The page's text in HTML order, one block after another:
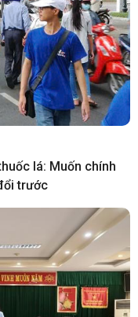
lá: Muốn chính
trước